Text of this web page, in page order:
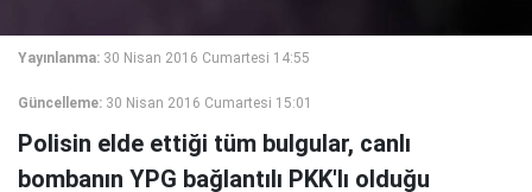
Yayınlanma: 30 Nisan 2016 Cumartesi 14:55
Güncelleme: 30 Nisan 2016 Cumartesi 15:01
Polisin elde ettiği tüm bulgular, canlı
bombanın YPG bağlantılı PKK'lı olduğu